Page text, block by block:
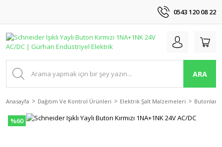
0543 120 08 22
ARA
Anasayfa Dağıtım Ve Kontrol Ürünleri Elektrik Şalt Malzemeleri Butonlar
%60